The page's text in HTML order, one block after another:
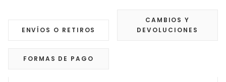
ENVÍOS O RETIROS
CAMBIOS Y
DEVOLUCIONES
FORMAS DE PAGO